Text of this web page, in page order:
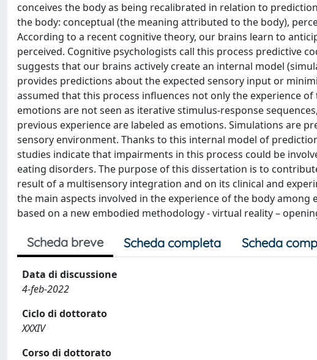
conceives the body as being recalibrated in relation to
the body: conceptual (the meaning attributed to the body),
According to a recent cognitive theory, our brains learn to
perceived. Cognitive psychologists call this process predictive
suggests that our brains actively create an internal model
provides predictions about the expected sensory input or
assumed that this process influences not only the experience
emotions are not seen as iterative stimulus-response
previous experience are labeled as emotions. Simulations are
sensory environment. Thanks to this internal model of
studies indicate that impairments in this process could be
eating disorders. The purpose of this dissertation is to
result of a multisensory integration and on its clinical and
the main aspects involved in the experience of the body
based on a new embodied methodology - virtual reality –
Scheda breve Scheda completa Scheda
Data di discussione
4-feb-2022
Ciclo di dottorato
XXXIV
Corso di dottorato